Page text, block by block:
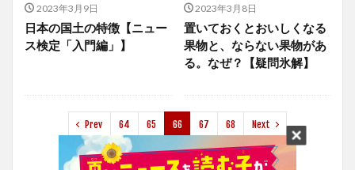
2023年3月9日
日本の国土の特徴【ニュー
ス検定「入門編」】
2023年3月8日
置いておくとおいしくなる
果物と、ならない果物があ
る。なぜ？【疑問氷解】
Prev 64 65 66 67 68 Next